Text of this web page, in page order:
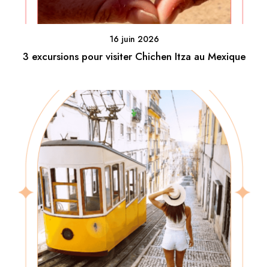
16 juin 2026
3 excursions pour visiter Chichen Itza au Mexique